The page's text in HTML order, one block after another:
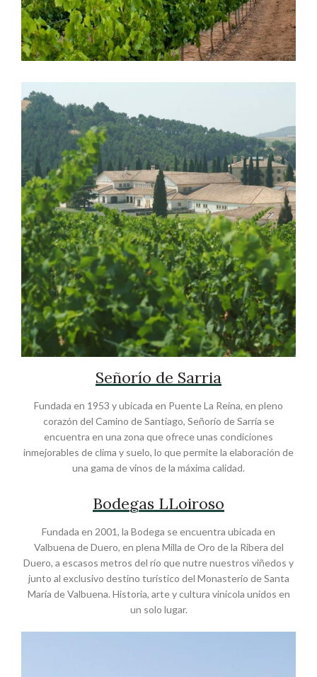
Señorío de Sarria
Fundada en 1953 y ubicada en Puente La Reina, en pleno
corazón del Camino de Santiago, Señorío de Sarría se
encuentra en una zona que ofrece unas condiciones
inmejorables de clima y suelo, lo que permite la elaboración de
una gama de vinos de la máxima calidad.
Bodegas LLoiroso
Fundada en 2001, la Bodega se encuentra ubicada en
Valbuena de Duero, en plena Milla de Oro de la Ribera del
Duero, a escasos metros del río que nutre nuestros viñedos y
junto al exclusivo destino turístico del Monasterio de Santa
María de Valbuena. Historia, arte y cultura vinícola unidos en
un solo lugar.